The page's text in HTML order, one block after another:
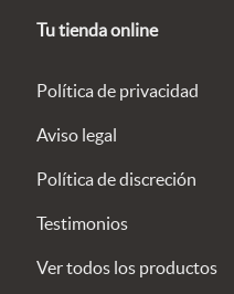
Tu tienda online
Política de privacidad
Aviso legal
Política de discreción
Testimonios
Ver todos los productos